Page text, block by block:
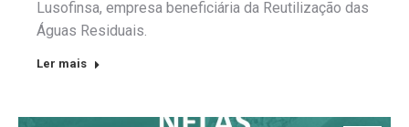
Lusofinsa, empresa beneficiária da Reutilização das
Águas Residuais.
Ler mais